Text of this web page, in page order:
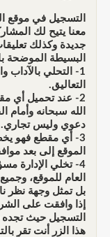
التسجيل في موقع
معنا يتيح لك
جديدة وكذلك
البسيطة الموضحة
1- التحلي بالآداب
التعاليق.
2- عند تحميل أي
الله سبحانه وأمام
دعوي وليس تجاري.
3- أي مقطع فهو
الموقع إلى بعد
4- تخلي الإدارة
العام للموقع،
بل تمثل وجهة نظر
إذا وافقت على
التسجيل حيث
هذا الزر أنت تقر